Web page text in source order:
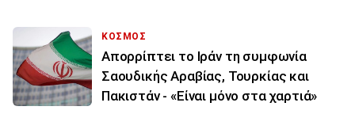
ΚΟΣΜΟΣ
Απορρίπτει το Ιράν τη συμφωνία
Σαουδικής Αραβίας, Τουρκίας και
Πακιστάν - «Είναι μόνο στα χαρτιά»